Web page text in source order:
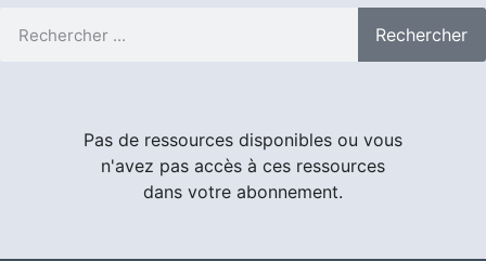
Rechercher
Pas de ressources disponibles ou vous
n'avez pas accès à ces ressources
dans votre abonnement.